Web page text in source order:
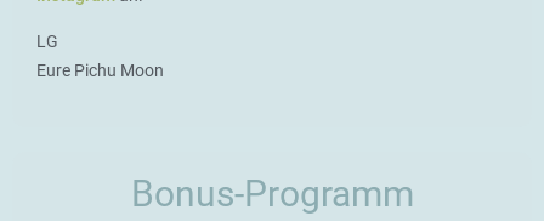
LG
Eure Pichu Moon
Bonus-Programm